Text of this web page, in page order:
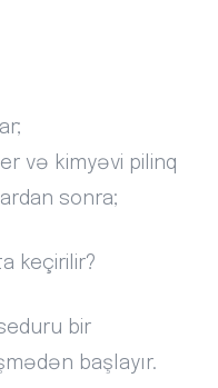
və kimyəvi pilinq
sonra;
keçirilir?
bir
başlayır.